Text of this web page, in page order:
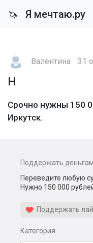
🦄 Я мечтаю.ру
Валентина 31
Н
Срочно нужны 150
Иркутск.
Поддержать
Переведите любую
Нужно 150 000
Поддержать
Категория